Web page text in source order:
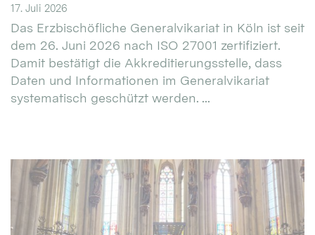
17. Juli 2026
Das Erzbischöfliche Generalvikariat in Köln ist seit
dem 26. Juni 2026 nach ISO 27001 zertifiziert.
Damit bestätigt die Akkreditierungsstelle, dass
Daten und Informationen im Generalvikariat
systematisch geschützt werden. ...